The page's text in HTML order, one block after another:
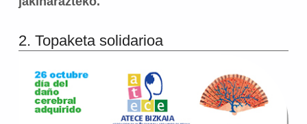
2. Topaketa solidarioa